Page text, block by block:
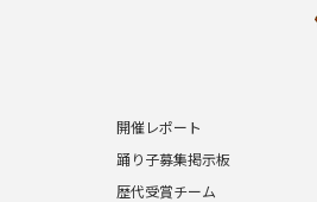
開催レポート
踊り子募集掲示板
歴代受賞チーム